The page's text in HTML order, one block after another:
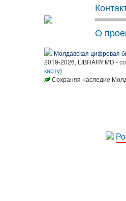
О
Молдавская цифровая
2019-2026, LIBRARY.MD -
карту)
Сохраняя наследие